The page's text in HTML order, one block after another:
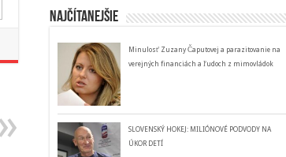
Najčítanejšie
Minulosť Zuzany Čaputovej a parazitovanie na
verejných financiách a ľudoch z mimovládok
SLOVENSKÝ HOKEJ: MILIÓNOVÉ PODVODY NA
ÚKOR DETÍ